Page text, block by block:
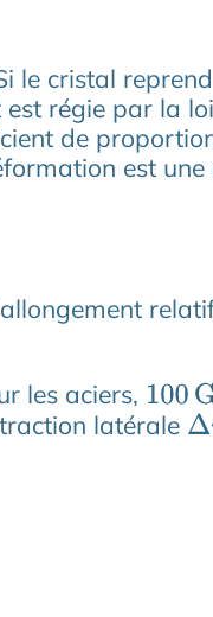
le cristal
régie par la
de
est
les aciers, 100 G
latérale Δr